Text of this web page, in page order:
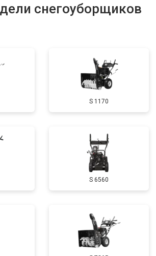
от 4430 ₽
Заказать
диске от 2000 ₽ Заказать
от 3150 ₽ Заказать
от 4900 ₽
от 3250 ₽
от 1820 ₽ Заказать
от 6400 ₽
снегоуборщиков
S 1170
S 6560